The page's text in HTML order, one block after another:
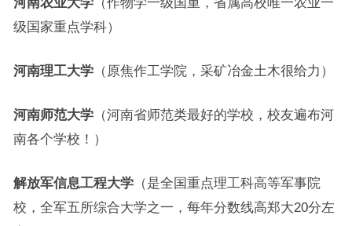
级国家重点学科）
河南理工大学（原焦作工学院，采矿冶金土木很给力）
河南师范大学（河南省师范类最好的学校，校友遍布河
南各个学校！）
解放军信息工程大学（是全国重点理工科高等军事院
校，全军五所综合大学之一，每年分数线高郑大20分左